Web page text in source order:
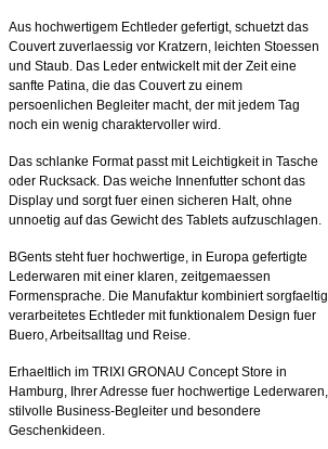
Aus hochwertigem Echtleder gefertigt, schuetzt das
Couvert zuverlaessig vor Kratzern, leichten Stoessen
und Staub. Das Leder entwickelt mit der Zeit eine
sanfte Patina, die das Couvert zu einem
persoenlichen Begleiter macht, der mit jedem Tag
noch ein wenig charaktervoller wird.
Das schlanke Format passt mit Leichtigkeit in Tasche
oder Rucksack. Das weiche Innenfutter schont das
Display und sorgt fuer einen sicheren Halt, ohne
unnoetig auf das Gewicht des Tablets aufzuschlagen.
BGents steht fuer hochwertige, in Europa gefertigte
Lederwaren mit einer klaren, zeitgemaessen
Formensprache. Die Manufaktur kombiniert sorgfaeltig
verarbeitetes Echtleder mit funktionalem Design fuer
Buero, Arbeitsalltag und Reise.
Erhaeltlich im TRIXI GRONAU Concept Store in
Hamburg, Ihrer Adresse fuer hochwertige Lederwaren,
stilvolle Business-Begleiter und besondere
Geschenkideen.